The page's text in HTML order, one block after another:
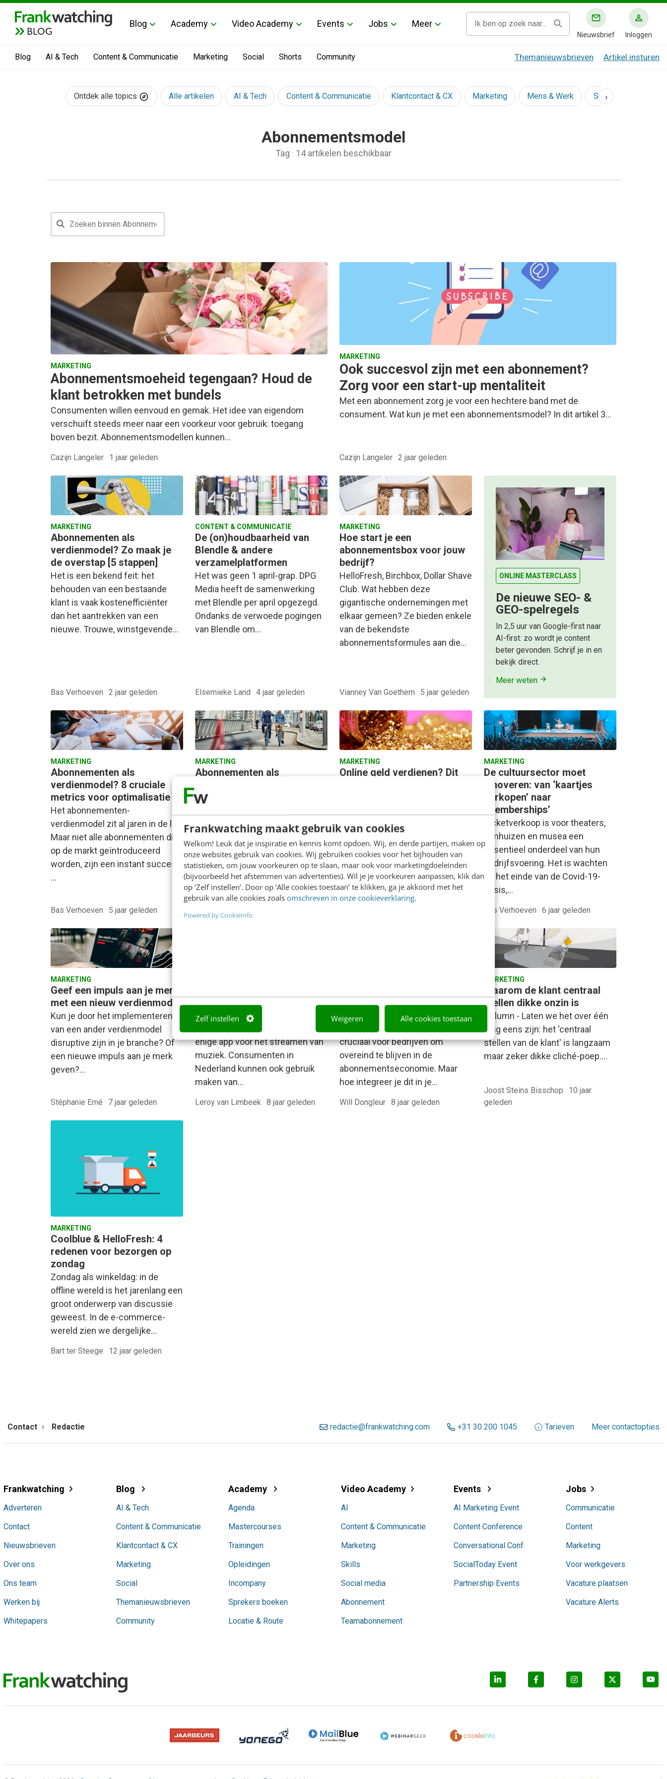
Frankwatching maakt gebruik van cookies
Welkom! Leuk dat je inspiratie en kennis komt opdoen. Wij, en derde partijen, maken op
onze websites gebruik van cookies. Wij gebruiken cookies voor het bijhouden van
statistieken, om jouw voorkeuren op te slaan, maar ook voor marketingdoeleinden
(bijvoorbeeld het afstemmen van advertenties). Wil je je voorkeuren aanpassen, klik dan
op ‘Zelf instellen’. Door op ‘Alle cookies toestaan’ te klikken, ga je akkoord met het
gebruik van alle cookies zoals omschreven in onze cookieverklaring.
Powered by CookieInfo
Zelf instellen Weigeren Alle cookies toestaan
BLOG
Blog Academy Video Academy Events Jobs Meer
Nieuwsbrief Inloggen
Blog AI & Tech Content & Communicatie Marketing Social Shorts Community Themanieuwsbrieven Artikel insturen
Ontdek alle topics Alle artikelen AI & Tech Content & Communicatie Klantcontact & CX Marketing Mens & Werk Social
›
Abonnementsmodel
Tag · 14 artikelen beschikbaar
MARKETING
Abonnementsmoeheid tegengaan? Houd de
klant betrokken met bundels
Consumenten willen eenvoud en gemak. Het idee van eigendom
verschuift steeds meer naar een voorkeur voor gebruik: toegang
boven bezit. Abonnementsmodellen kunnen…
Cazijn Langeler · 1 jaar geleden
MARKETING
Ook succesvol zijn met een abonnement?
Zorg voor een start-up mentaliteit
Met een abonnement zorg je voor een hechtere band met de
consument. Wat kun je met een abonnementsmodel? In dit artikel 3…
Cazijn Langeler · 2 jaar geleden
MARKETING
Abonnementen als
verdienmodel? Zo maak je
de overstap [5 stappen]
Het is een bekend feit: het
behouden van een bestaande
klant is vaak kostenefficiënter
dan het aantrekken van een
nieuwe. Trouwe, winstgevende…
Bas Verhoeven · 2 jaar geleden
CONTENT & COMMUNICATIE
De (on)houdbaarheid van
Blendle & andere
verzamelplatformen
Het was geen 1 april-grap. DPG
Media heeft de samenwerking
met Blendle per april opgezegd.
Ondanks de verwoede pogingen
van Blendle om…
Elsemieke Land · 4 jaar geleden
MARKETING
Hoe start je een
abonnementsbox voor jouw
bedrijf?
HelloFresh, Birchbox, Dollar Shave
Club. Wat hebben deze
gigantische ondernemingen met
elkaar gemeen? Ze bieden enkele
van de bekendste
abonnementsformules aan die…
Vianney Van Goethem · 5 jaar geleden
ONLINE MASTERCLASS
De nieuwe SEO- &
GEO-spelregels
In 2,5 uur van Google-first naar
AI-first: zo wordt je content
beter gevonden. Schrijf je in en
bekijk direct.
Meer weten
MARKETING
Abonnementen als
verdienmodel? 8 cruciale
metrics voor optimalisatie
Het abonnementen-
verdienmodel zit al jaren in de lift.
Maar niet alle abonnementen die
op de markt geïntroduceerd
worden, zijn een instant success.
…
Bas Verhoeven · 5 jaar geleden
MARKETING
Abonnementen als
Wat is de overeenkomst tussen
Dat ze enorm succesvol zijn.
Zeker. Maar er speelt nog iets
fundamentelers. Al…
MARKETING
Online geld verdienen? Dit
shift gezien van offline
ondernemen. En ja, we hadden
weinig keuze. Alleen ik…
MARKETING
De cultuursector moet
innoveren: van ‘kaartjes
verkopen’ naar
‘memberships’
Ticketverkoop is voor theaters,
filmhuizen en musea een
essentieel onderdeel van hun
bedrijfsvoering. Het is wachten
op het einde van de Covid-19-
crisis,…
Bas Verhoeven · 6 jaar geleden
MARKETING
Geef een impuls aan je merk
met een nieuw verdienmodel
Kun je door het implementeren
van een ander verdienmodel
disruptive zijn in je branche? Of
een nieuwe impuls aan je merk
geven?…
Stéphanie Erné · 7 jaar geleden
& Apple verslaan? Een
eerste indruk
Spotify is al tijden niet meer de
enige app voor het streamen van
muziek. Consumenten in
Nederland kunnen ook gebruik
maken van…
Leroy van Limbeek · 8 jaar geleden
klanten voor een hogere
conversie
Het koesteren van klantrelaties is
cruciaal voor bedrijven om
overeind te blijven in de
abonnementseconomie. Maar
hoe integreer je dit in je…
Will Dongleur · 8 jaar geleden
MARKETING
Waarom de klant centraal
stellen dikke onzin is
Column - Laten we het over één
ding eens zijn: het 'centraal
stellen van de klant' is langzaam
maar zeker dikke cliché-poep.…
Joost Steins Bisschop · 10 jaar
geleden
MARKETING
Coolblue & HelloFresh: 4
redenen voor bezorgen op
zondag
Zondag als winkeldag: in de
offline wereld is het jarenlang een
groot onderwerp van discussie
geweest. In de e-commerce-
wereld zien we dergelijke…
Bart ter Steege · 12 jaar geleden
Contact Redactie redactie@frankwatching.com +31 30 200 1045 Tarieven Meer contactopties
Frankwatching
Adverteren
Contact
Nieuwsbrieven
Over ons
Ons team
Werken bij
Whitepapers
Blog
AI & Tech
Content & Communicatie
Klantcontact & CX
Marketing
Social
Themanieuwsbrieven
Community
Academy
Agenda
Mastercourses
Trainingen
Opleidingen
Incompany
Sprekers boeken
Locatie & Route
Video Academy
AI
Content & Communicatie
Marketing
Skills
Social media
Abonnement
Teamabonnement
Events
AI Marketing Event
Content Conference
Conversational Conf.
SocialToday Event
Partnership Events
Jobs
Communicatie
Content
Marketing
Voor werkgevers
Vacature plaatsen
Vacature Alerts